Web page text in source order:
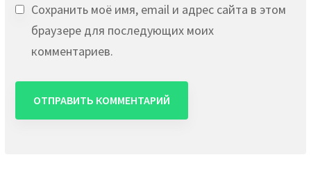
Сохранить моё имя, email и адрес сайта в этом
браузере для последующих моих
комментариев.